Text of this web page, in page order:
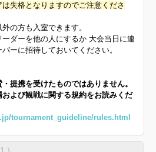
失格となりますのでご注意くださ
の方も入室できます。
ダーを他の人にするか 大会当日に連
ーに招待しておいてください。
提携を受けたものではありません。
よび観戦に関する規約をお読みくだ
tournament_guideline/rules.html